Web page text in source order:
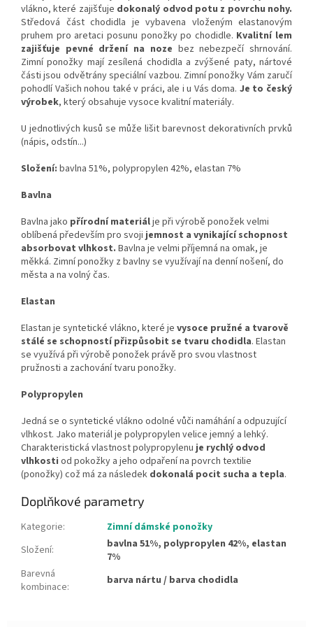
vlákno, které zajišťuje dokonalý odvod potu z povrchu nohy.
Středová část chodidla je vybavena vloženým elastanovým
pruhem pro aretaci posunu ponožky po chodidle. Kvalitní lem
zajišťuje pevné držení na noze bez nebezpečí shrnování.
Zimní ponožky mají zesílená chodidla a zvýšené paty, nártové
části jsou odvětrány speciální vazbou. Zimní ponožky Vám zaručí
pohodlí Vašich nohou také v práci, ale i u Vás doma. Je to český
výrobek, který obsahuje vysoce kvalitní materiály.
U jednotlivých kusů se může lišit barevnost dekorativních prvků
(nápis, odstín...)
Složení: bavlna 51%, polypropylen 42%, elastan 7%
Bavlna
Bavlna jako přírodní materiálje při výrobě ponožek velmi
oblíbená především pro svoji jemnost a vynikající schopnost
absorbovat vlhkost. Bavlna je velmi příjemná na omak, je
měkká. Zimní ponožky z bavlny se využívají na denní nošení, do
města a na volný čas.
Elastan
Elastan je syntetické vlákno, které je vysoce pružné a tvarově
stálé se schopností přizpůsobit se tvaru chodidla. Elastan
se využívá při výrobě ponožek právě pro svou vlastnost
pružnosti a zachování tvaru ponožky.
Polypropylen
Jedná se o syntetické vlákno odolné vůči namáhání a odpuzující
vlhkost. Jako materiál je polypropylen velice jemný a lehký.
Charakteristická vlastnost polypropylenu je rychlý odvod
vlhkosti od pokožky a jeho odpaření na povrch textilie
(ponožky) což má za následek dokonalá pocit sucha a tepla.
Doplňkové parametry
Kategorie:
Zimní dámské ponožky
Složení:
bavlna 51%, polypropylen 42%, elastan
7%
Barevná
kombinace: barva nártu / barva chodidla